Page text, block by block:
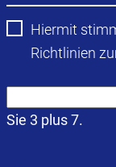
Hiermit
Richtlinien
Sie 3 plus 7.